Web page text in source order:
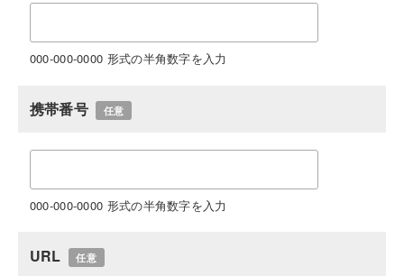
000-000-0000 形式の半角数字を入力
携帯番号 任意
000-000-0000 形式の半角数字を入力
URL 任意